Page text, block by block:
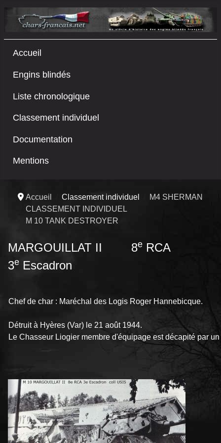
Accueil
Engins blindés
Liste chronologique
Classement individuel
Documentation
Mentions
Accueil Classement individuel
M4 SHERMAN
CLASSEMENT INDIVIDUEL
M 10 TANK DESTROYER
MARGOUILLAT II 8eRCA
3e Escadron
Chef de char : Maréchal des Logis Roger Hannebicque.
Détruit à Hyères (Var) le 21 août 1944.
Le Chasseur Liogier membre d'équipage estdécapité par